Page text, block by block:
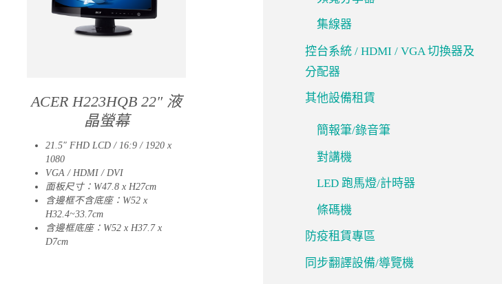
ACER H223HQB 22″ 液
晶螢幕
21.5″ FHD LCD / 16:9 / 1920 x
1080
VGA / HDMI / DVI
面板尺寸：W47.8 x H27cm
含邊框不含底座：W52 x
H32.4~33.7cm
含邊框底座：W52 x H37.7 x
D7cm
集線器
控台系統 / HDMI / VGA 切換器及
分配器
其他設備租賃
簡報筆/錄音筆
對講機
LED 跑馬燈/計時器
條碼機
防疫租賃專區
同步翻譯設備/導覽機